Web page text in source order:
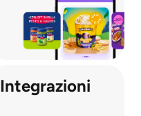
Integrazioni